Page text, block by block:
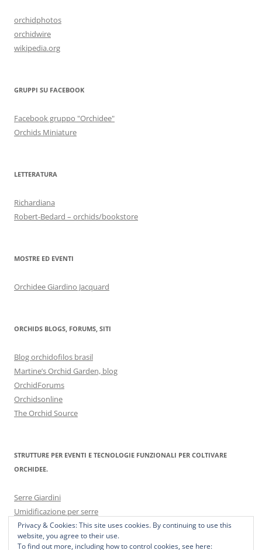
orchidphotos
orchidwire
wikipedia.org
GRUPPI SU FACEBOOK
Facebook gruppo "Orchidee"
Orchids Miniature
LETTERATURA
Richardiana
Robert-Bedard – orchids/bookstore
MOSTRE ED EVENTI
Orchidee Giardino Jacquard
ORCHIDS BLOGS, FORUMS, SITI
Blog orchidofilos brasil
Martine’s Orchid Garden, blog
OrchidForums
Orchidsonline
The Orchid Source
STRUTTURE PER EVENTI E TECNOLOGIE FUNZIONALI PER COLTIVARE
ORCHIDEE.
Serre Giardini
Umidificazione per serre
Privacy & Cookies: This site uses cookies. By continuing to use this
website, you agree to their use.
To find out more, including how to control cookies, see here: